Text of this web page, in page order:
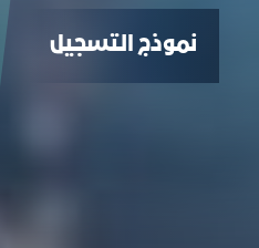
نموذج التسجيل